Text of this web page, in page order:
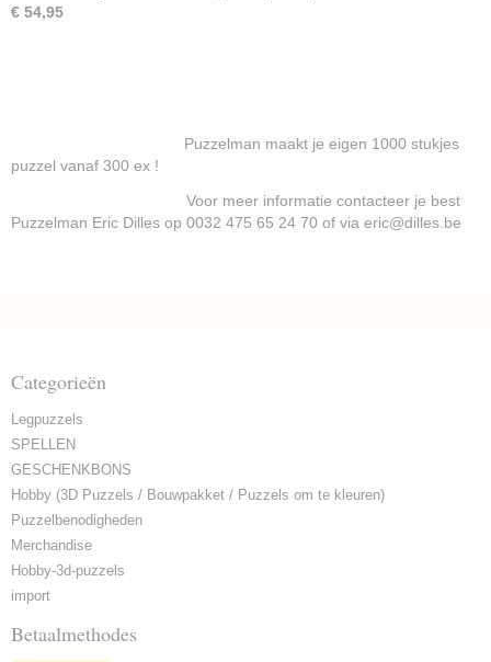
€ 54,95
Puzzelman maakt je eigen 1000 stukjes
puzzel vanaf 300 ex !
Voor meer informatie contacteer je best
Puzzelman Eric Dilles op 0032 475 65 24 70 of via eric@dilles.be
Categorieën
Legpuzzels
SPELLEN
GESCHENKBONS
Hobby (3D Puzzels / Bouwpakket / Puzzels om te kleuren)
Puzzelbenodigheden
Merchandise
Hobby-3d-puzzels
import
Betaalmethodes